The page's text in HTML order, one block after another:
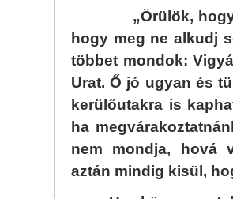
„Örülök, hogy
hogy meg ne alkudj
többet mondok:
Urat. Ő jó ugyan és
kerülőutakra is
ha
nem mondja, hová
aztán mindig kisül,